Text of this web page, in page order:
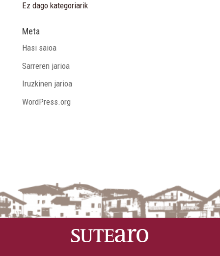
Ez dago kategoriarik
Meta
Hasi saioa
Sarreren jarioa
Iruzkinen jarioa
WordPress.org